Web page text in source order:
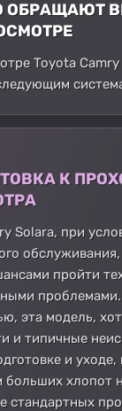
ОБРАЩАЮТ
Toyota
К
Solara, при
пройти
проблемами.
эта модель,
и типичные
и уходе,
больших хлопот
стандартных